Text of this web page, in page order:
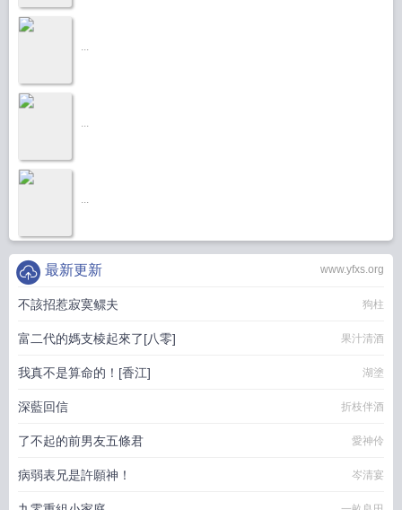
...
...
...
www.yfxs.org
最新更新
不該招惹寂寞鳏夫 狗柱
富二代的媽支棱起來了[八零] 果汁清酒
我真不是算命的！[香江] 湖塗
深藍回信 折枝伴酒
了不起的前男友五條君 愛神伶
病弱表兄是許願神！ 岑清宴